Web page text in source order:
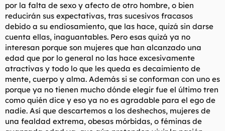
El breve periodo en que las mujeres eligian hombres de fiar
con valores solidos para que sea su pareja se ha acabado a
medida que han entrado en el mercado de trabajo. Ahora
pueden mantenerse ellas mismas, asi que lo que necesitan y
quieren más de un hombre es que las pueda poner cachondas.
Y cuándo llegue la hora de conseguir su número- haz que ella
se lo curre. Dale una indirecta para que sepa que estas
interesado. Nunca se lo confirmes. Deja que se ponga a pensar.
Crea ese enigma de la atracción en ella. Sigue haciéndolo
hasta que se rinda. A partir de ahi empieza el juego. Será ella
la que este suplicando por tu atención. Ella no te controlara.
Incluso, le gustarás mucho más. Ahora, ALOMEJOR, puedes
"comprometerte" en algo. Pero solo haz eso cuándo estás
por la falta de sexo y afecto de otro hombre, o bien
reducirán sus expectativas, tras sucesivos fracasos
debido a su endiosamiento, que las hace, quizá sin darse
cuenta ellas, inaguantables. Pero esas quizá ya no
interesan porque son mujeres que han alcanzado una
edad que por lo general no las hace excesivamente
atractivas y todo lo que les queda es decaimiento de
mente, cuerpo y alma. Además si se conforman con uno es
porque ya no tienen mucho dónde elegir fue el último tren
como quién dice y eso ya no es agradable para el ego de
nadie. Así que descartemos a los deshechos, mujeres de
una fealdad extrema, obesas mórbidas, o féminas de